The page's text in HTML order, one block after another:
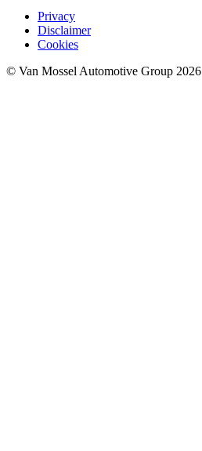
Privacy
Disclaimer
Cookies
© Van Mossel Automotive Group 2026